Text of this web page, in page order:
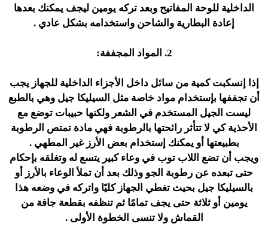
الداخلية للوحة المفاتيح وبعد تركه يومين ليجف يمكنك بعدها
إعادة البطارية والشاحن واستخدامه بشكل عادي .
2. المواد المجففة:
إذا إنسكبت كمية من سائل داخل الأجزاء الداخلية للجهاز يجب
أن تجففها بإستخدام مواد خاصة مثل السيليكا جيل وهي بالطبع
ليست الجيل المستخدم في الشعر ولكنها حبيبات توضع مع
الأحذية كي لا تتأثر رائحتها بالرطوبة فهي مادة تمتص الرطوبة
بطبيعتها أو يمكنك إستخدام بعض الأرز غير المطهي .
ويجب أن تضع اللاب توب في وعاء كبير يتسع له وتغلقه بإحكام
حتى تبعده عن رطوبة الجو وذلك بعد أن تملأ الوعاء بالأرز أو
بالسيليكا جيل بحيث تغطي الجهاز كليًا واتركه في وضعه هذا
يومين أو ثلاثة حتى يجف تمامًا ثم تنظفه بقطعة جافة من
القماش ولا تنسى الخطوة الأولى .